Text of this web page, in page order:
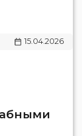
15.04.2026